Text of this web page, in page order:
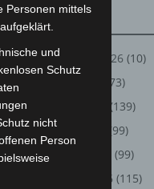
August 2026 (10)
(73)
(139)
(99)
(99)
März 2026 (115)
Personen mittels
und
Schutz
nicht
Person